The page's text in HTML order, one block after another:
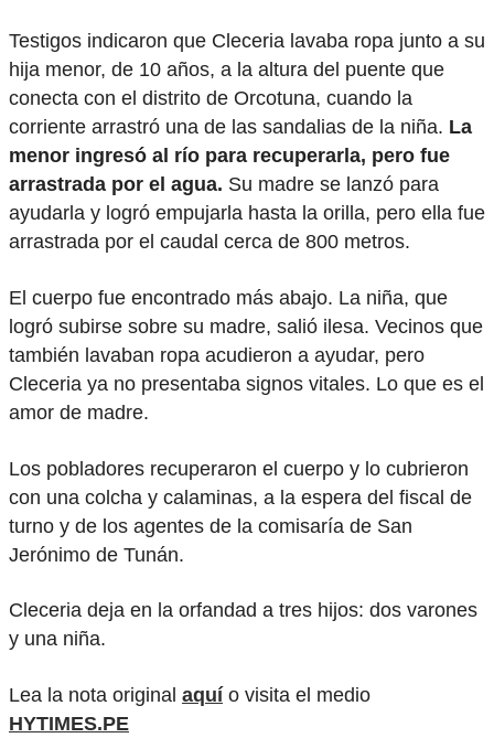
Testigos indicaron que Cleceria lavaba ropa junto a su
hija menor, de 10 años, a la altura del puente que
conecta con el distrito de Orcotuna, cuando la
corriente arrastró una de las sandalias de la niña. La
menor ingresó al río para recuperarla, pero fue
arrastrada por el agua. Su madre se lanzó para
ayudarla y logró empujarla hasta la orilla, pero ella fue
arrastrada por el caudal cerca de 800 metros.
El cuerpo fue encontrado más abajo. La niña, que
logró subirse sobre su madre, salió ilesa. Vecinos que
también lavaban ropa acudieron a ayudar, pero
Cleceria ya no presentaba signos vitales. Lo que es el
amor de madre.
Los pobladores recuperaron el cuerpo y lo cubrieron
con una colcha y calaminas, a la espera del fiscal de
turno y de los agentes de la comisaría de San
Jerónimo de Tunán.
Cleceria deja en la orfandad a tres hijos: dos varones
y una niña.
Lea la nota original aquío visita el medio
HYTIMES.PE